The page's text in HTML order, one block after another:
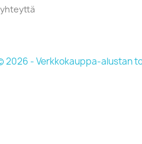
2026 - Verkkokauppa-alustan